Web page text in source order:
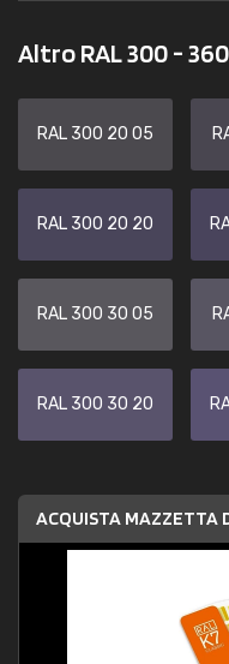
Altro RAL 300 - 360
RAL 300 20 05
RAL 300 20 20
RAL 300 30 05
RAL 300 30 20
ACQUISTA MAZZETTA